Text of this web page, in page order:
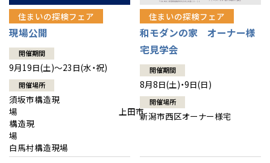
住まいの探検フェア
現場公開
開催期間
9月19日(土)～23日(水・祝)
開催場所
須坂市構造現
場 上田市
構造現
場
白馬村構造現場
住まいの探検フェア
和モダンの家 オーナー様
宅見学会
開催期間
8月8日(土)・9日(日)
開催場所
新潟市西区オーナー様宅